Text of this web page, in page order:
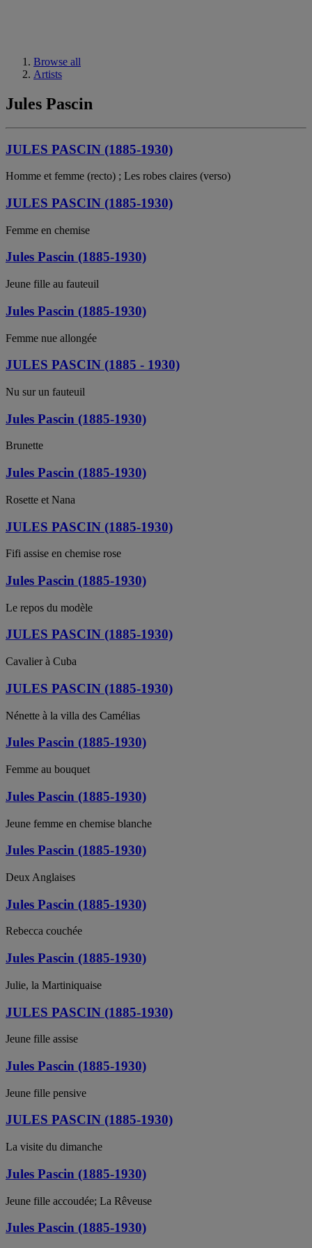
Browse all
Artists
Jules Pascin
JULES PASCIN (1885-1930)
Homme et femme (recto) ; Les robes claires (verso)
JULES PASCIN (1885-1930)
Femme en chemise
Jules Pascin (1885-1930)
Jeune fille au fauteuil
Jules Pascin (1885-1930)
Femme nue allongée
JULES PASCIN (1885 - 1930)
Nu sur un fauteuil
Jules Pascin (1885-1930)
Brunette
Jules Pascin (1885-1930)
Rosette et Nana
JULES PASCIN (1885-1930)
Fifi assise en chemise rose
Jules Pascin (1885-1930)
Le repos du modèle
JULES PASCIN (1885-1930)
Cavalier à Cuba
JULES PASCIN (1885-1930)
Nénette à la villa des Camélias
Jules Pascin (1885-1930)
Femme au bouquet
Jules Pascin (1885-1930)
Jeune femme en chemise blanche
Jules Pascin (1885-1930)
Deux Anglaises
Jules Pascin (1885-1930)
Rebecca couchée
Jules Pascin (1885-1930)
Julie, la Martiniquaise
JULES PASCIN (1885-1930)
Jeune fille assise
Jules Pascin (1885-1930)
Jeune fille pensive
JULES PASCIN (1885-1930)
La visite du dimanche
Jules Pascin (1885-1930)
Jeune fille accoudée; La Rêveuse
Jules Pascin (1885-1930)